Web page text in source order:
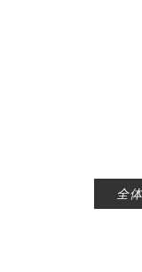
全